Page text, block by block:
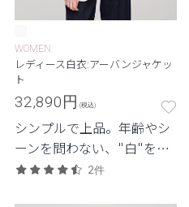
WOMEN
レディース白衣:アーバンジャケッ
ト
32,890円 (税込)
シンプルで上品。年齢やシ
ーンを問わない、"白"を追
求したクラシコの定番モデ
2件